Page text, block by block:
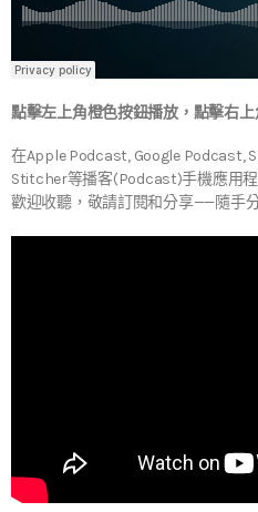
點擊左上角橙色按鈕播放，點擊右
在Apple Podcast, Google Podcast,
Stitcher等播客(Podcast)手機應用程
歡迎收聽，敬請訂閱和分享——隨手